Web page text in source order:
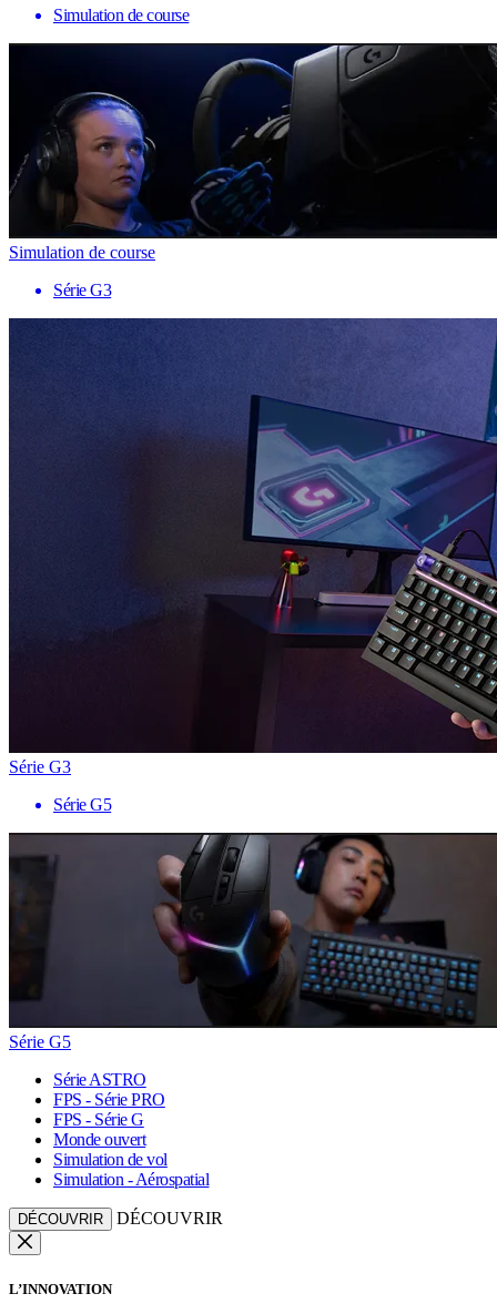
Simulation de course
Simulation de course
Série G3
Série G3
Série G5
Série G5
Série ASTRO
FPS - Série PRO
FPS - Série G
Monde ouvert
Simulation de vol
Simulation - Aérospatial
DÉCOUVRIR DÉCOUVRIR
L’INNOVATION